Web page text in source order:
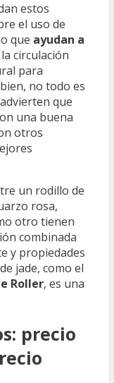
estos
el uso de
que ayudan a
circulación
para
no todo es
que
una buena
otros
un rodillo de
rosa,
otro tienen
combinada
y propiedades
jade, como el
Roller, es una
precio